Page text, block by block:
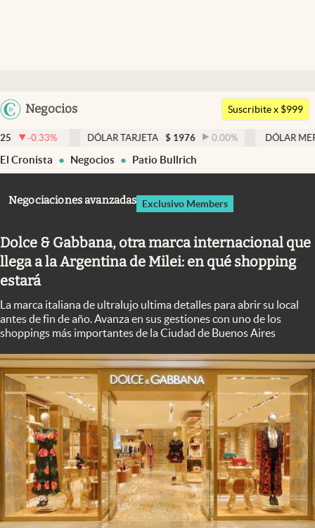
Argentina
Negocios
Members
Economía y Política
Finanzas y Mercados
Columnistas
Otras secciones
Infotechnology
Clima
Mundial 2026
Eventos Corporativos
El Cronista Studio
Mediakit
abre en nueva pestaña
Argentina
Suscribite x $999
DÓLAR TARJETA $ 1976 0.00% DÓLAR MEP 1526,03
El Cronista Negocios Patio Bullrich
Negociaciones avanzadas Exclusivo Members
Dolce & Gabbana, otra marca internacional que
llega a la Argentina de Milei: en qué shopping
estará
La marca italiana de ultralujo ultima detalles para abrir su local
antes de fin de año. Avanza en sus gestiones con uno de los
shoppings más importantes de la Ciudad de Buenos Aires